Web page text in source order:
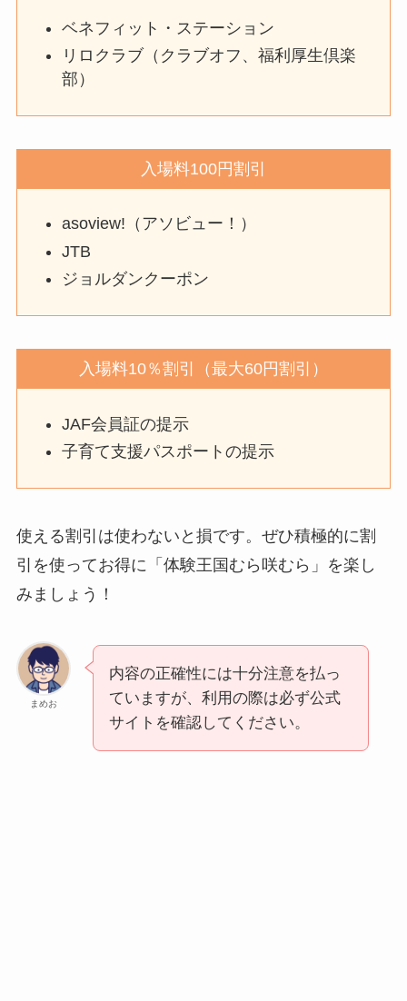
ベネフィット・ステーション
リロクラブ（クラブオフ、福利厚生倶楽
部）
入場料100円割引
asoview!（アソビュー！）
JTB
ジョルダンクーポン
入場料10％割引（最大60円割引）
JAF会員証の提示
子育て支援パスポートの提示
使える割引は使わないと損です。ぜひ積極的に割
引を使ってお得に「体験王国むら咲むら」を楽し
みましょう！
まめお
内容の正確性には十分注意を払っ
ていますが、利用の際は必ず公式
サイトを確認してください。